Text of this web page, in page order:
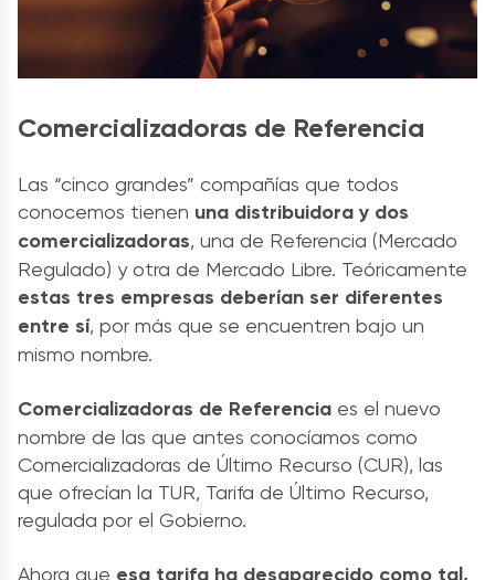
Comercializadoras de Referencia
Las “cinco grandes” compañías que todos
conocemos tienen una distribuidora y dos
comercializadoras, una de Referencia (Mercado
Regulado) y otra de Mercado Libre. Teóricamente
estas tres empresas deberían ser diferentes
entre sí, por más que se encuentren bajo un
mismo nombre.
Comercializadoras de Referencia es el nuevo
nombre de las que antes conocíamos como
Comercializadoras de Último Recurso (CUR), las
que ofrecían la TUR, Tarifa de Último Recurso,
regulada por el Gobierno.
Ahora que esa tarifa ha desaparecido como tal,